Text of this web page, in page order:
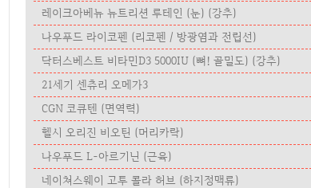
레이크아베뉴 뉴트리션 루테인 (눈) (강추)
나우푸드 라이코펜 (리코펜 / 방광염과 전립선)
닥터스베스트 비타민D3 5000IU (뼈! 골밀도) (강추)
21세기 센츄리 오메가3
CGN 코큐텐 (면역력)
헬시 오리진 비오틴 (머리카락)
나우푸드 L-아르기닌 (근육)
네이쳐스웨이 고투 콜라 허브 (하지정맥류)